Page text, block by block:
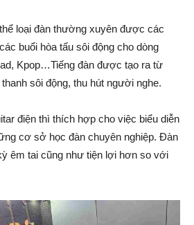
loại đàn thường xuyên được các
buổi hòa tấu sôi động cho dòng
Kpop…Tiếng đàn được tạo ra từ
sôi động, thu hút người nghe.
điện thì thích hợp cho việc biểu diễn
cơ sở học đàn chuyên nghiệp. Đàn
êm tai cũng như tiện lợi hơn so với